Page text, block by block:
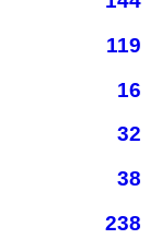
119
16
32
38
238